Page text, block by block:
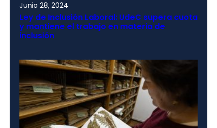
Junio 28, 2024
Ley de Inclusión Laboral: UdeC supera cuota
y mantiene el trabajo en materia de
inclusión